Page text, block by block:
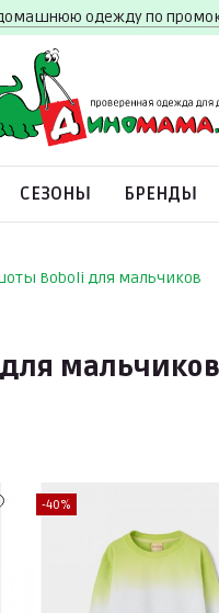
одежду по
СЕЗОНЫ БРЕНДЫ
Boboli для мальчиков
мальчиков
-40%